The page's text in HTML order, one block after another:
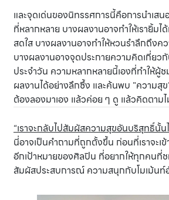
และจุดเด่นของนิทรรศการนี้คือการนำเส
ที่หลากหลาย บางผลงานอาจทำให้เรายิ้มไ
สดใส บางผลงานอาจทำให้หวนรำลึกถึงค
บางผลงานอาจจุดประกายความคิดเกี่ยว
ประจำวัน ความหลากหลายนี้เองที่ทำให้ผู้
ผลงานได้อย่างลึกซึ้ง และค้นพบ "ความสุ
ต้องลองมาเอง แล้วค่อย ๆ ดู แล้วคิดตาม
“เราจะกลับไปสัมผัสความสุขอันบริสุทธิ์นั้น
นี่อาจเป็นคำถามที่ถูกตั้งขึ้น ก่อนที่เราจะเ
อีกเป้าหมายของศิลปิน ที่อยากให้ทุกคนที่
สัมผัสประสบการณ์ ความสนุกกับโมเม้น